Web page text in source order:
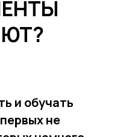
и обучать
не